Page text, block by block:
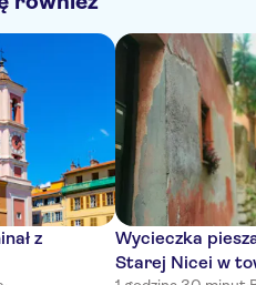
z
Wycieczka
Starej Nicei w